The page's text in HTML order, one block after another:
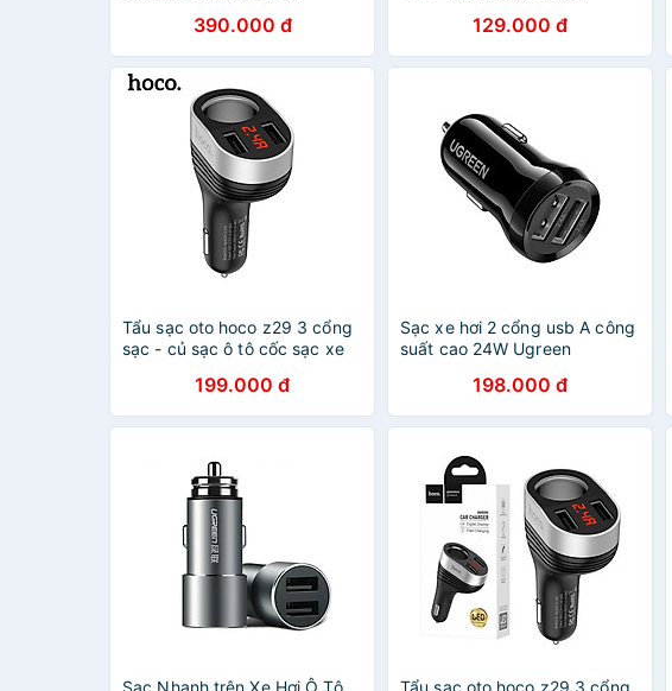
390.000 đ 129.000 đ
Tẩu sạc oto hoco z29 3 cổng
sạc - củ sạc ô tô cốc sạc xe
199.000 đ
Sạc xe hơi 2 cổng usb A công
suất cao 24W Ugreen
198.000 đ
Sạc Nhanh trên Xe Hơi Ô Tô
Tẩu sạc oto hoco z29 3 cổng